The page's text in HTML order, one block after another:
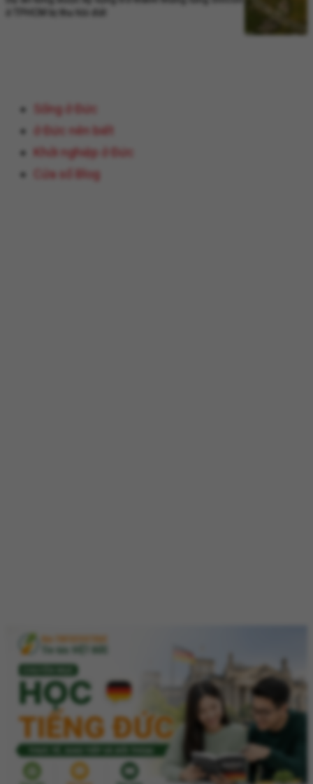
Sống ở Đức
ở Đức nên biết
Khởi nghiệp ở Đức
Cửa sổ Blog